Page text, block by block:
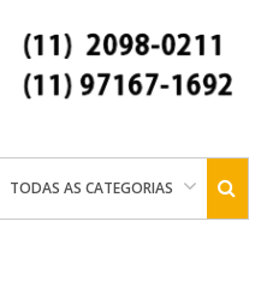
TODAS AS CATEGORIAS